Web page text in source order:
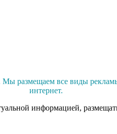
размещаем все виды
интернет.
информацией,